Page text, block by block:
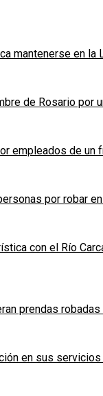
mantenerse en la
de Rosario por
empleados de
por robar
con el Río
prendas
en sus